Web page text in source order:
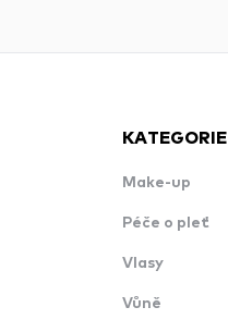
KATEGORIE
Make-up
Péče o pleť
Vlasy
Vůně